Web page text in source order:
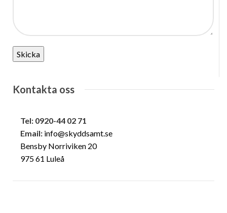
Kontakta oss
Tel: 0920-44 02 71
Email: info@skyddsamt.se
Bensby Norriviken 20
975 61 Luleå